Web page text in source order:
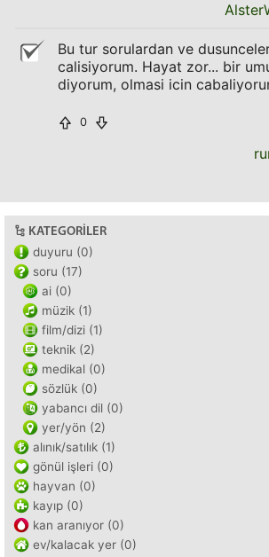
Bu tur sorulardan ve
calisiyorum. Hayat zor... bir
diyorum, olmasi icin
0
KATEGORILER
duyuru (0)
soru (17)
ai (0)
müzik (1)
film/dizi (1)
teknik (2)
medikal (0)
sözlük (0)
yabancı dil (0)
yer/yön (2)
alınık/satılık (1)
gönül işleri (0)
hayvan (0)
kayıp (0)
kan aranıyor (0)
ev/kalacak yer (0)